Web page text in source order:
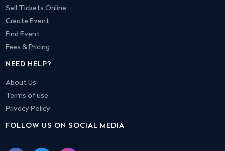
Sell Tickets Online
Create Event
Find Event
Fees & Pricing
NEED HELP?
About Us
Terms of use
Privacy Policy
FOLLOW US ON SOCIAL MEDIA